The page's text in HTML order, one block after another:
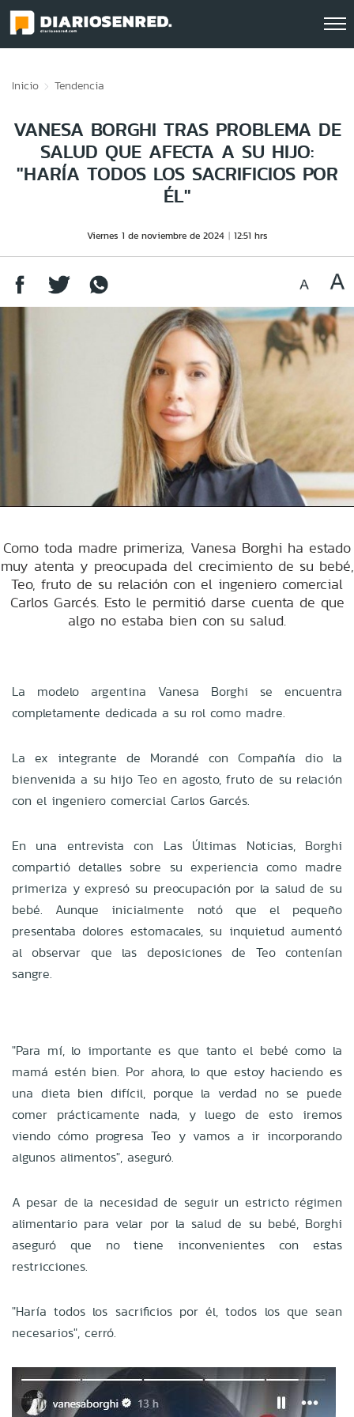
Inicio Tendencia
VANESA BORGHI TRAS PROBLEMA DE
SALUD QUE AFECTA A SU HIJO:
"HARÍA TODOS LOS SACRIFICIOS POR
ÉL"
Viernes 1 de noviembre de 2024 12:51 hrs
Como toda madre primeriza, Vanesa Borghi ha estado
muy atenta y preocupada del crecimiento de su bebé,
Teo, fruto de su relación con el ingeniero comercial
Carlos Garcés. Esto le permitió darse cuenta de que
algo no estaba bien con su salud.
La modelo argentina Vanesa Borghi se encuentra
completamente dedicada a su rol como madre.
La ex integrante de Morandé con Compañía dio la
bienvenida a su hijo Teo en agosto, fruto de su relación
con el ingeniero comercial Carlos Garcés.
En una entrevista con Las Últimas Noticias, Borghi
compartió detalles sobre su experiencia como madre
primeriza y expresó su preocupación por la salud de su
bebé. Aunque inicialmente notó que el pequeño
presentaba dolores estomacales, su inquietud aumentó
al observar que las deposiciones de Teo contenían
sangre.
"Para mí, lo importante es que tanto el bebé como la
mamá estén bien. Por ahora, lo que estoy haciendo es
una dieta bien difícil, porque la verdad no se puede
comer prácticamente nada, y luego de esto iremos
viendo cómo progresa Teo y vamos a ir incorporando
algunos alimentos", aseguró.
A pesar de la necesidad de seguir un estricto régimen
alimentario para velar por la salud de su bebé, Borghi
aseguró que no tiene inconvenientes con estas
restricciones.
"Haría todos los sacrificios por él, todos los que sean
necesarios", cerró.